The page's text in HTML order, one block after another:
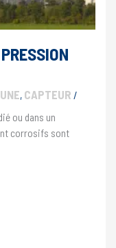
, CAPTEUR /
ou dans un
corrosifs sont